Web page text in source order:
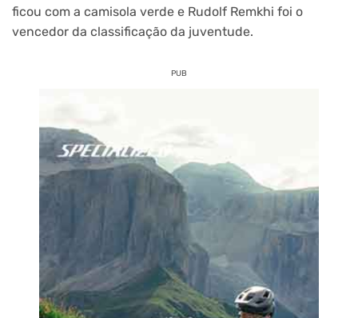
ficou com a camisola verde e Rudolf Remkhi foi o
vencedor da classificação da juventude.
PUB